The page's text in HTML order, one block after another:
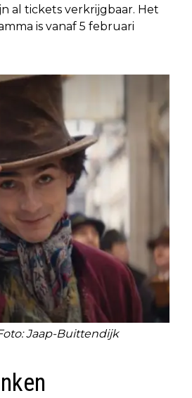
al tickets verkrijgbaar. Het
is vanaf 5 februari
Jaap-Buittendijk